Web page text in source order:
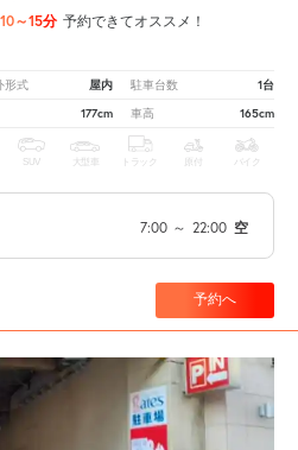
10～15分 予約できてオススメ！
形式 屋内 駐車台数 1台
177cm 車高 165cm
SUV 大型車 トラック 原付 バイク
7:00 ～ 22:00 空
予約へ